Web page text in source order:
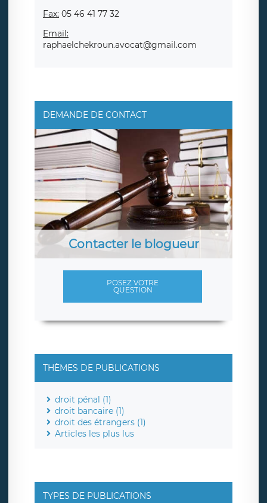
Fax: 05 46 41 77 32
Email:
raphaelchekroun.avocat@gmail.com
DEMANDE DE CONTACT
Contacter le blogueur
POSEZ VOTRE
QUESTION
THÈMES DE PUBLICATIONS
droit pénal (1)
droit bancaire (1)
droit des étrangers (1)
Articles les plus lus
TYPES DE PUBLICATIONS